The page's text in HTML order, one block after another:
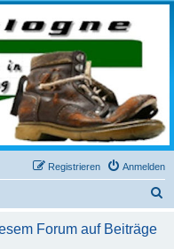
Anmelden
Registrieren
Forum auf Beiträge